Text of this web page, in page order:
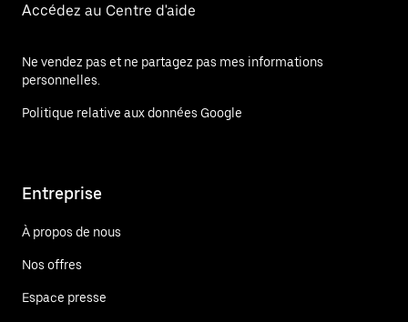
Accédez au Centre d'aide
Ne vendez pas et ne partagez pas mes informations
personnelles.
Politique relative aux données Google
Entreprise
À propos de nous
Nos offres
Espace presse